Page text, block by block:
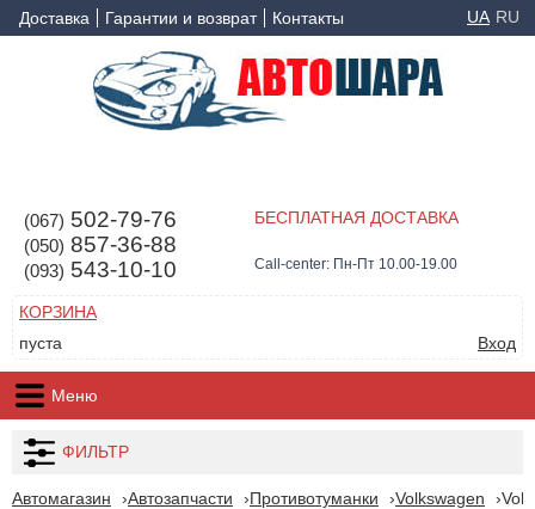
Доставка Гарантии и возврат Контакты UA RU
(067) 502-79-76
(050) 857-36-88
(093) 543-10-10
БЕСПЛАТНАЯ ДОСТАВКА
Call-center: Пн-Пт 10.00-19.00
КОРЗИНА
пуста
Вход
Меню
ФИЛЬТР
Автомагазин Автозапчасти Противотуманки Volkswagen